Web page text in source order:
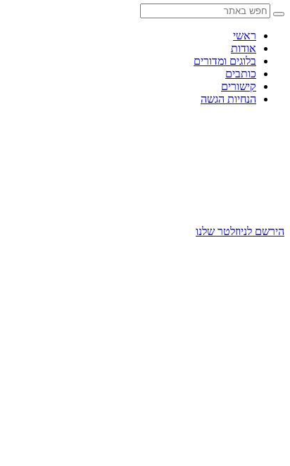
Skip
contentראשי
אודות
בלוגים ומדורים
כותבים
קישורים
הנחיות הגשה
הירשם לניוזלטר שלנו